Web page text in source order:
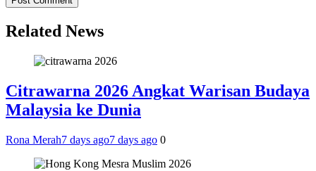
Related News
Citrawarna 2026 Angkat Warisan Budaya
Malaysia ke Dunia
Rona Merah7 days ago7 days ago 0